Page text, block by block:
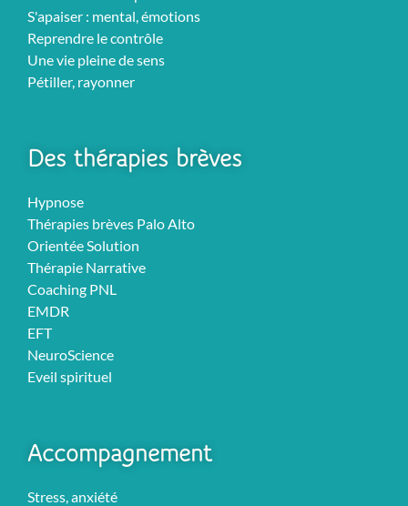
S'apaiser : mental, émotions
Reprendre le contrôle
Une vie pleine de sens
Pétiller, rayonner
Des thérapies brèves
Hypnose
Thérapies brèves Palo Alto
Orientée Solution
Thérapie Narrative
Coaching PNL
EMDR
EFT
NeuroScience
Eveil spirituel
Accompagnement
Stress, anxiété